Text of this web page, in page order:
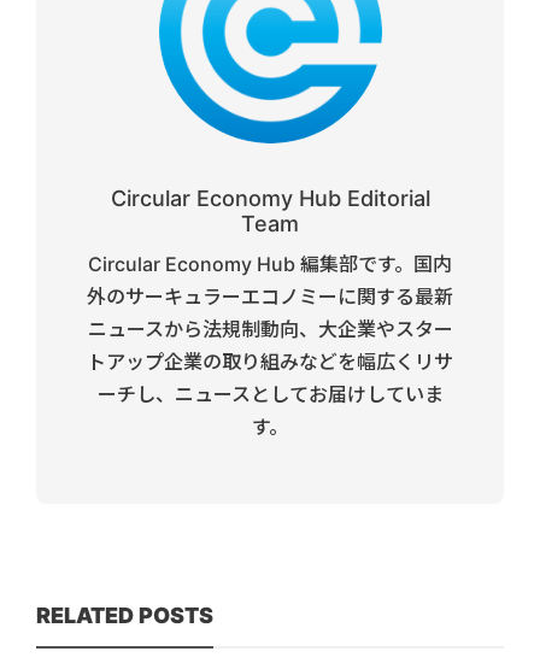
Circular Economy Hub Editorial
Team
Circular Economy Hub 編集部です。国内
外のサーキュラーエコノミーに関する最新
ニュースから法規制動向、大企業やスター
トアップ企業の取り組みなどを幅広くリサ
ーチし、ニュースとしてお届けしていま
す。
RELATED POSTS